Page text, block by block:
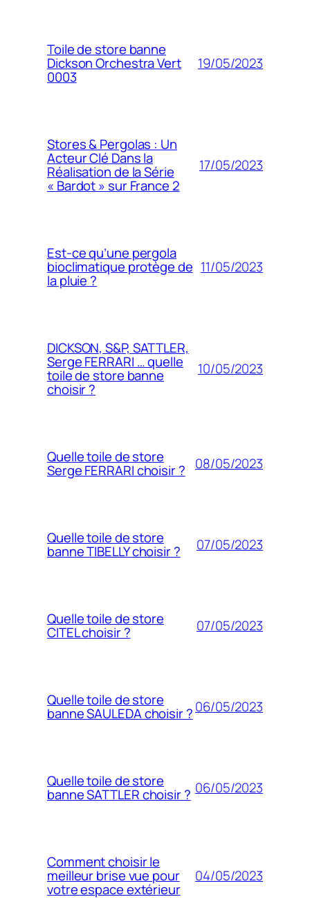
Toile de store banne
Dickson Orchestra Vert
0003
19/05/2023
Stores & Pergolas : Un
Acteur Clé Dans la
Réalisation de la Série
« Bardot » sur France 2
17/05/2023
Est-ce qu’une pergola
bioclimatique protège de
la pluie ?
11/05/2023
DICKSON, S&P, SATTLER,
Serge FERRARI … quelle
toile de store banne
choisir ?
10/05/2023
Quelle toile de store
Serge FERRARI choisir ? 08/05/2023
Quelle toile de store
banne TIBELLY choisir ? 07/05/2023
Quelle toile de store
CITEL choisir ? 07/05/2023
Quelle toile de store
banne SAULEDA choisir ?06/05/2023
Quelle toile de store
banne SATTLER choisir ? 06/05/2023
Comment choisir le
meilleur brise vue pour
votre espace extérieur
04/05/2023